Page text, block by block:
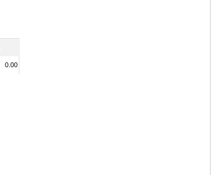
0.00